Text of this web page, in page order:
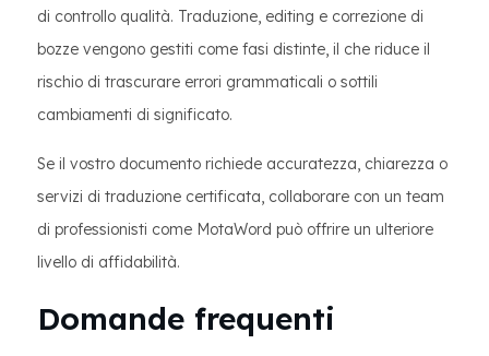
di controllo qualità. Traduzione, editing e correzione di
bozze vengono gestiti come fasi distinte, il che riduce il
rischio di trascurare errori grammaticali o sottili
cambiamenti di significato.
Se il vostro documento richiede accuratezza, chiarezza o
servizi di traduzione certificata, collaborare con un team
di professionisti come MotaWord può offrire un ulteriore
livello di affidabilità.
Domande frequenti